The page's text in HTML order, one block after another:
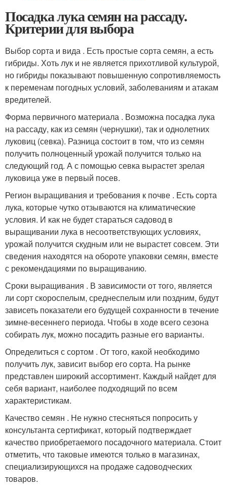
Посадка лука семян на рассаду.
Критерии для выбора
Выбор сорта и вида . Есть простые сорта семян, а есть
гибриды. Хоть лук и не является прихотливой культурой,
но гибриды показывают повышенную сопротивляемость
к переменам погодных условий, заболеваниям и атакам
вредителей.
Форма первичного материала . Возможна посадка лука
на рассаду, как из семян (чернушки), так и однолетних
луковиц (севка). Разница состоит в том, что из семян
получить полноценный урожай получится только на
следующий год. А с помощью севка вырастет зрелая
луковица уже в первый посев.
Регион выращивания и требования к почве . Есть сорта
лука, которые чутко отзываются на климатические
условия. И как не будет стараться садовод в
выращивании лука в несоответствующих условиях,
урожай получится скудным или не вырастет совсем. Эти
сведения находятся на обороте упаковки семян, вместе
с рекомендациями по выращиванию.
Сроки выращивания . В зависимости от того, является
ли сорт скороспелым, среднеспелым или поздним, будут
зависеть показатели его будущей сохранности в течение
зимне-весеннего периода. Чтобы в ходе всего сезона
собирать лук, можно посадить разные его варианты.
Определиться с сортом . От того, какой необходимо
получить лук, зависит выбор его сорта. На рынке
представлен широкий ассортимент. Каждый найдет для
себя вариант, наиболее подходящий по всем
характеристикам.
Качество семян . Не нужно стесняться попросить у
консультанта сертификат, который подтверждает
качество приобретаемого посадочного материала. Стоит
отметить, что таковые имеются только в магазинах,
специализирующихся на продаже садоводческих
товаров.